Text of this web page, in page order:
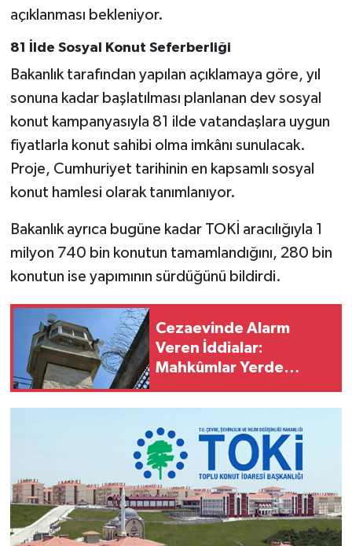
açıklanması bekleniyor.
81 İlde Sosyal Konut Seferberliği
Bakanlık tarafından yapılan açıklamaya göre, yıl
sonuna kadar başlatılması planlanan dev sosyal
konut kampanyasıyla 81 ilde vatandaşlara uygun
fiyatlarla konut sahibi olma imkânı sunulacak.
Proje, Cumhuriyet tarihinin en kapsamlı sosyal
konut hamlesi olarak tanımlanıyor.
Bakanlık ayrıca bugüne kadar TOKİ aracılığıyla 1
milyon 740 bin konutun tamamlandığını, 280 bin
konutun ise yapımının sürdüğünü bildirdi.
Cezaevinde Alarm
Veren İddialar:
Mahkûmlar Yerde
Akmıyor!